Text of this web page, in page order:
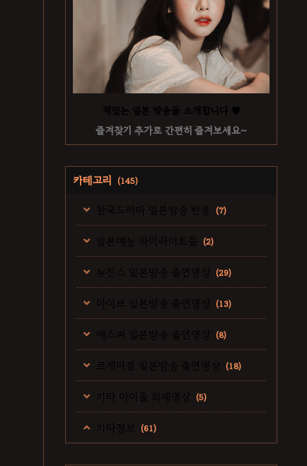
재밌는 일본 방송들 소개합니다 ♥
즐겨찾기 추가로 간편히 즐겨보세요~
카테고리 (145)
한국드라마 일본방송 반응 (7)
일본예능 하이라이트들 (2)
뉴진스 일본방송 출연영상 (29)
아이브 일본방송 출연영상 (13)
에스파 일본방송 출연영상 (8)
르세라핌 일본방송 출연영상 (18)
기타 아이돌 화제영상 (5)
기타정보 (61)